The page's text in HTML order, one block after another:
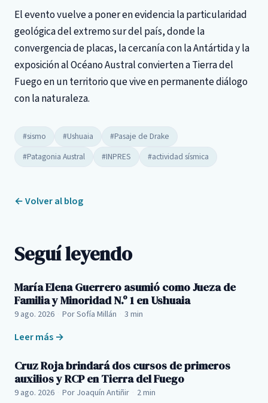
El evento vuelve a poner en evidencia la particularidad
geológica del extremo sur del país, donde la
convergencia de placas, la cercanía con la Antártida y la
exposición al Océano Austral convierten a Tierra del
Fuego en un territorio que vive en permanente diálogo
con la naturaleza.
#sismo #Ushuaia
#Pasaje de Drake
#Patagonia Austral
#INPRES #actividad sísmica
← Volver al blog
Seguí leyendo
María Elena Guerrero asumió como Jueza de
Familia y Minoridad N.º 1 en Ushuaia
9 ago. 2026 Por Sofía Millán 3 min
Leer más →
Cruz Roja brindará dos cursos de primeros
auxilios y RCP en Tierra del Fuego
9 ago. 2026 Por Joaquín Antiñir 2 min